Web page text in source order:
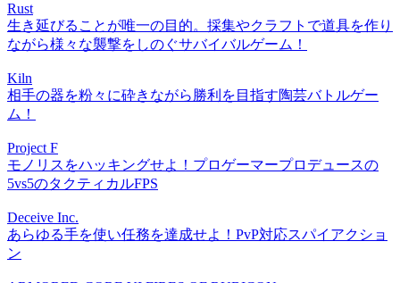
Rust
生き延びることが唯一の目的。採集やクラフトで道具を作り
ながら様々な襲撃をしのぐサバイバルゲーム！
Kiln
相手の器を粉々に砕きながら勝利を目指す陶芸バトルゲー
ム！
Project F
モノリスをハッキングせよ！プロゲーマープロデュースの
5vs5のタクティカルFPS
Deceive Inc.
あらゆる手を使い任務を達成せよ！PvP対応スパイアクショ
ン